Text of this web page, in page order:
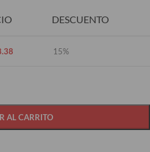
DESCUENTO
15%
AL CARRITO